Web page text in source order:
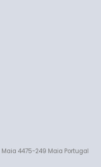
4475-249 Maia Portugal